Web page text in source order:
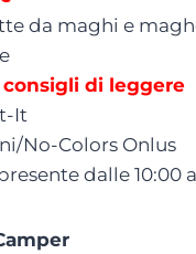
da maghi e
di leggere
It
No-Colors Onlus
dalle 10:00